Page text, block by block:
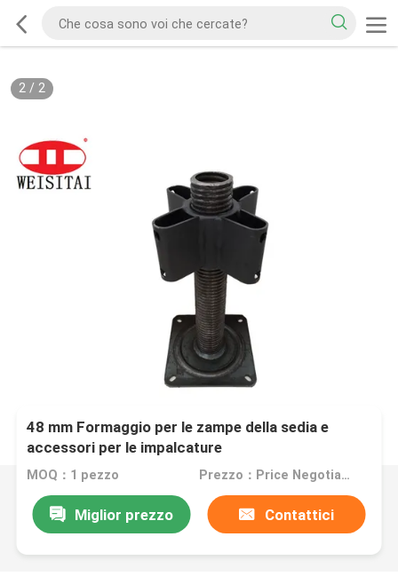
2/ 2
48 mm Formaggio per le zampe della sedia e
accessori per le impalcature
MOQ：1 pezzo Prezzo：Price Negotiation
Miglior prezzo Contattici